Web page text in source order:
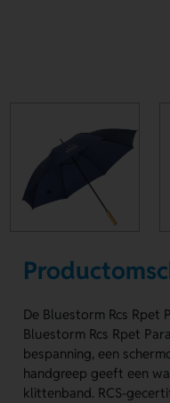
De Bluestorm Rcs Rpet
Bluestorm Rcs Rpet
bespanning, een
handgreep geeft een
klittenband. RCS-